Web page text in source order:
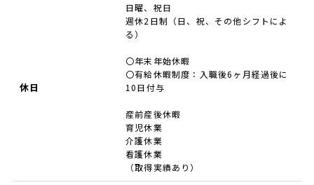
休日
日曜、祝日
週休2日制（日、祝、その他シフトによ
る）
〇年末年始休暇
〇有給休暇制度：入職後6ヶ月経過後に
10日付与
産前産後休暇
育児休業
介護休業
看護休業
（取得実績あり）